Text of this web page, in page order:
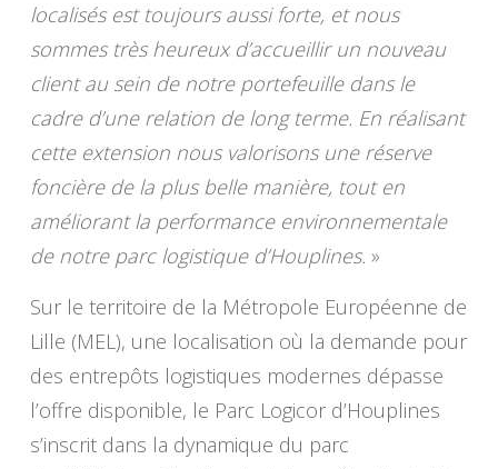
localisés est toujours aussi forte, et nous
sommes très heureux d’accueillir un nouveau
client au sein de notre portefeuille dans le
cadre d’une relation de long terme. En réalisant
cette extension nous valorisons une réserve
foncière de la plus belle manière, tout en
améliorant la performance environnementale
de notre parc logistique d’Houplines. »
Sur le territoire de la Métropole Européenne de
Lille (MEL), une localisation où la demande pour
des entrepôts logistiques modernes dépasse
l’offre disponible, le Parc Logicor d’Houplines
s’inscrit dans la dynamique du parc